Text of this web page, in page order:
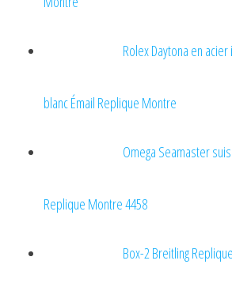
Rolex Daytona en
blanc Émail Replique Montre
Omega Seamaster
Replique Montre 4458
Box-2 Breitling